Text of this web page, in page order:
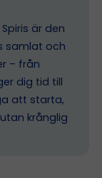
är den
samlat och
– från
dig tid till
att starta,
krånglig